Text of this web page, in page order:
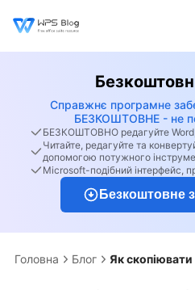
Справжнє програмне
БЕЗКОШТОВНЕ - не
БЕЗКОШТОВНО редагуйте Word,
Читайте, редагуйте та
допомогою потужного
Microsoft-подібний інтерфейс,
Безкоштовне
Головна Блог